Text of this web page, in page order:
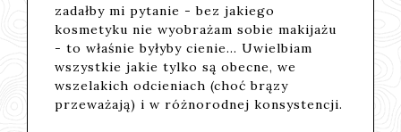
zadałby mi pytanie - bez jakiego
kosmetyku nie wyobrażam sobie makijażu
- to właśnie byłyby cienie... Uwielbiam
wszystkie jakie tylko są obecne, we
wszelakich odcieniach (choć brązy
przeważają) i w różnorodnej konsystencji.